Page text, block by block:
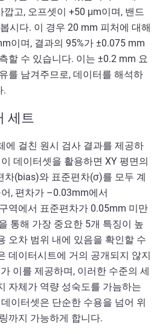
고, 오프셋이 +50 μm이며, 밴드
시다. 이 경우 20 mm 피처에 대해
이며, 결과의 95%가 ±0.075 mm
할 수 있습니다. 이는 ±0.2 mm 요
를 남겨주므로, 데이터를 해석하
.
세트
에 걸친 원시 검사 결과를 제공하
데이터셋을 활용하면 XY 평면의
차(bias)와 표준편차(σ)를 모두 계
, 편차가 –0.03mm에서
역에서 표준편차가 0.05mm 미만
통해 가장 중요한 5개 특징이 높
오차 범위 내에 있음을 확인할 수
데이터시트에 거의 공개되지 않지
이를 제공하며, 이러한 수준의 세
자체가 역량 성숙도를 가늠하는
이터셋은 단순한 수용을 넘어 위
까지 가능하게 합니다.